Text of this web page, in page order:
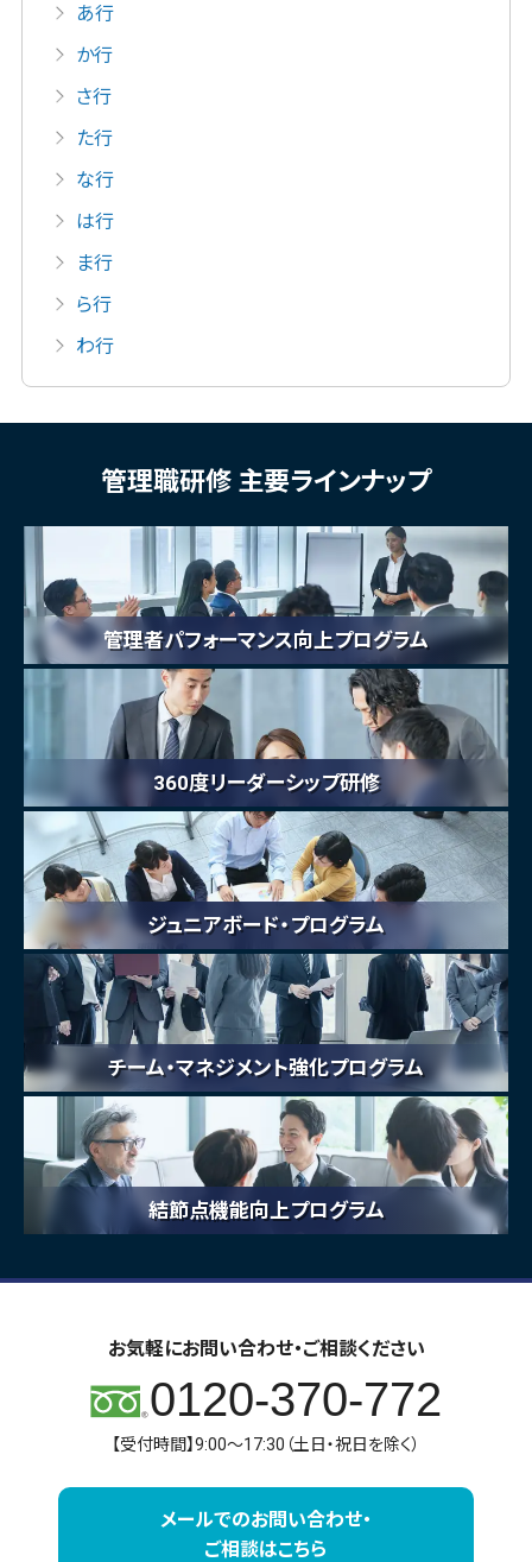
あ行
か行
さ行
た行
な行
は行
ま行
ら行
わ行
管理職研修 主要ラインナップ
管理者パフォーマンス向上プログラム
360度リーダーシップ研修
ジュニアボード・プログラム
チーム・マネジメント強化プログラム
結節点機能向上プログラム
お気軽にお問い合わせ・ご相談ください
0120-370-772
【受付時間】9:00～17:30（土日・祝日を除く）
メールでのお問い合わせ・
ご相談はこちら